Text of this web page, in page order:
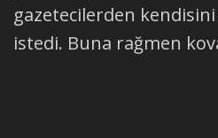
gazetecilerden kendisini
istedi. Buna rağmen